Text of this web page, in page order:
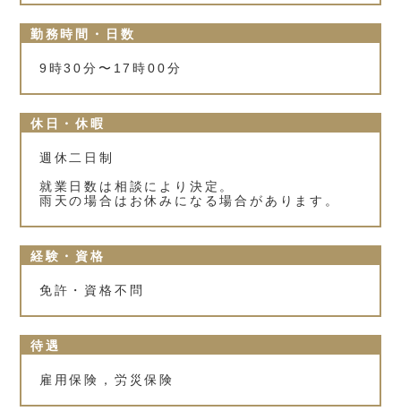
勤務時間・日数
9時30分〜17時00分
休日・休暇
週休二日制
就業日数は相談により決定。
雨天の場合はお休みになる場合があります。
経験・資格
免許・資格不問
待遇
雇用保険，労災保険